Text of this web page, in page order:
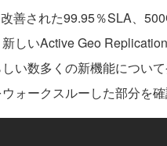
善された99.95％SLA、
しいActive Geo
い数多くの新機能について
ォークスルーした部分を確